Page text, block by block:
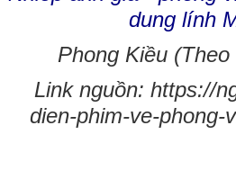
dung lính
Phong Kiều
Link nguồn: https://
dien-phim-ve-phong-